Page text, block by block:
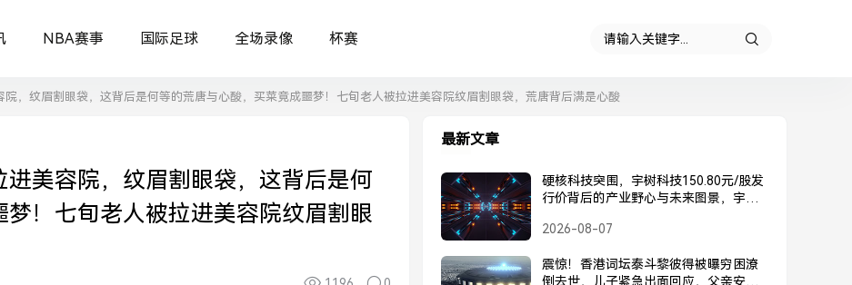
NBA赛事 国际足球 全场录像 杯赛
，纹眉割眼袋，这背后是何等的荒唐与心酸，买菜竟成噩梦！七旬老人被拉进美容院纹眉割眼袋，荒唐背后满是心酸
美容院，纹眉割眼袋，这背后是何
！七旬老人被拉进美容院纹眉割眼
最新文章
硬核科技突围，宇树科技150.80元/股发
行价背后的产业野心与未来图景，宇树
背后的产业野心与未来图景
2026-08-07
震惊！香港词坛泰斗黎彼得被曝穷困潦
倒去世，儿子紧急出面回应，父亲安